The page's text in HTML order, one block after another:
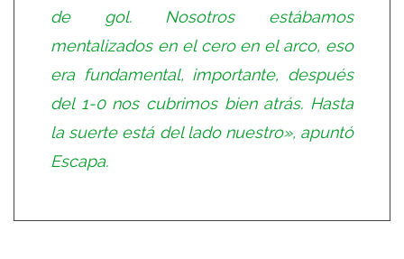
de gol. Nosotros estábamos
mentalizados en el cero en el arco, eso
era fundamental, importante, después
del 1-0 nos cubrimos bien atrás. Hasta
la suerte está del lado nuestro», apuntó
Escapa.